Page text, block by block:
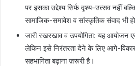
पर इसका उद्देश्य सिर्फ दृश्य-उत्सव नहीं
सामाजिक-समावेश व सांस्कृतिक संवाद भी
जारी रखरखाव व उपयोगिता: यह आयोजन
लेकिन इसे निरंतरता देने के लिए आगे-
सहभागिता बढ़ाना ज़रूरी है।